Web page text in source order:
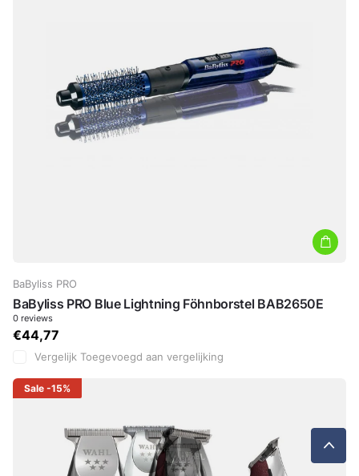
BaByliss PRO
BaByliss PRO Blue Lightning Föhnborstel BAB2650E
0 reviews
€44,77
Vergelijk Toegevoegd aan vergelijking
Sale -15%